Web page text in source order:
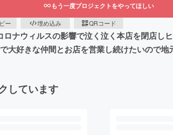
もう一度プロジェクトをやってほしい
ー 埋め込み QRコード
ナウィルスの影響で泣く泣く本店を閉店し
大好きな仲間とお店を営業し続けたいので
しています